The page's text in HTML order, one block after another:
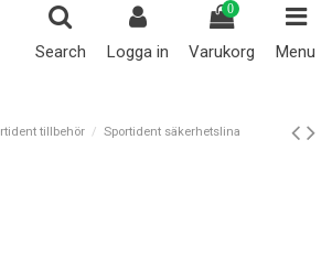
Search Logga in
0
Varukorg Menu
tillbehör Sportident säkerhetslina